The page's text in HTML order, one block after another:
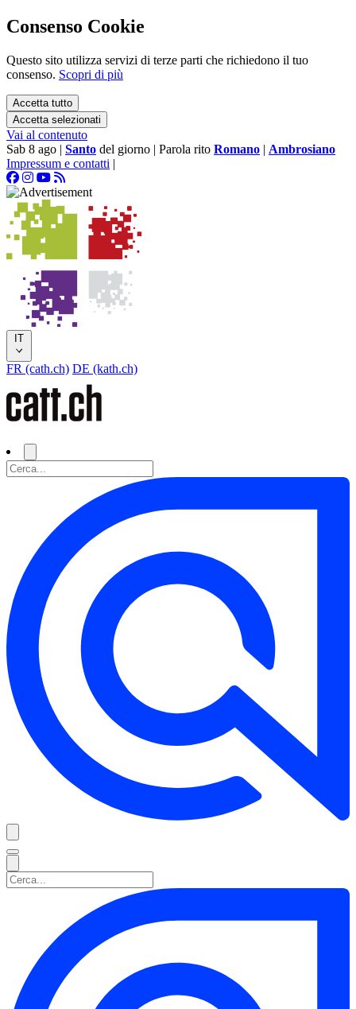
Consenso Cookie
Questo sito utilizza servizi di terze parti che richiedono il tuo
consenso. Scopri di più
Accetta tutto
Accetta selezionati
Vai al contenuto
Sab 8 ago | Santo del giorno | Parola rito Romano | Ambrosiano
Impressum e contatti |
IT
FR (cath.ch) DE (kath.ch)